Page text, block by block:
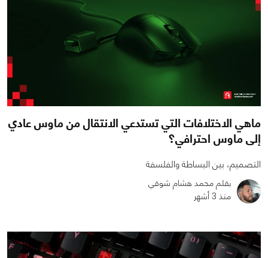
2280
2
ماهي الاختلافات التي تستدعي الانتقال من ماوس عادي
إلى ماوس احترافي؟
التصميم، بين البساطة والفلسفة
بقلم محمد هشام شوقي
منذ 3 أشهر